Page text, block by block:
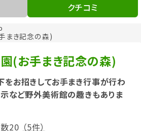
まき記念の森)
クチコミ
(お手まき記念の森)
お招きしてお手まき行事が行わ
など野外美術館の趣きもありま
20 （5件）